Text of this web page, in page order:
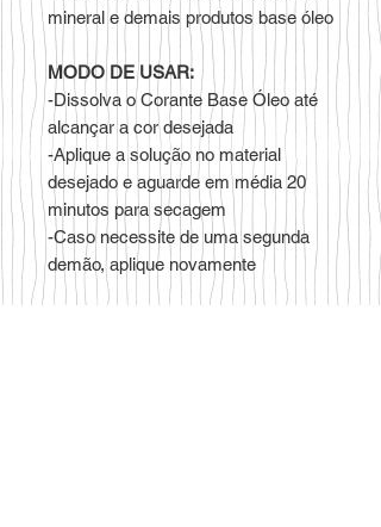
mineral e demais produtos base óleo
MODO DE USAR:
-Dissolva o Corante Base Óleo até
alcançar a cor desejada
-Aplique a solução no material
desejado e aguarde em média 20
minutos para secagem
-Caso necessite de uma segunda
demão, aplique novamente